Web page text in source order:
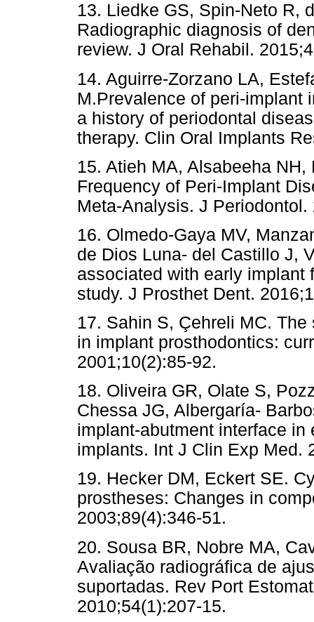
13. Liedke GS, Spin-Neto R,
Radiographic diagnosis of
review. J Oral Rehabil.
14. Aguirre-Zorzano LA,
M.Prevalence of peri-implant
a history of periodontal
therapy. Clin Oral Implants
15. Atieh MA, Alsabeeha
Frequency of Peri-Implant
Meta-Analysis. J Periodontol.
16. Olmedo-Gaya MV,
de Dios Luna- del Castillo J,
associated with early implant
study. J Prosthet Dent.
17. Sahin S, Çehreli MC.
in implant prosthodontics:
2001;10(2):85-92.
18. Oliveira GR, Olate S,
Chessa JG, Albergaría-
implant-abutment interface
implants. Int J Clin Exp Med.
19. Hecker DM, Eckert SE.
prostheses: Changes in
2003;89(4):346-51.
20. Sousa BR, Nobre MA,
Avaliação radiográfica de
suportadas. Rev Port
2010;54(1):207-15.